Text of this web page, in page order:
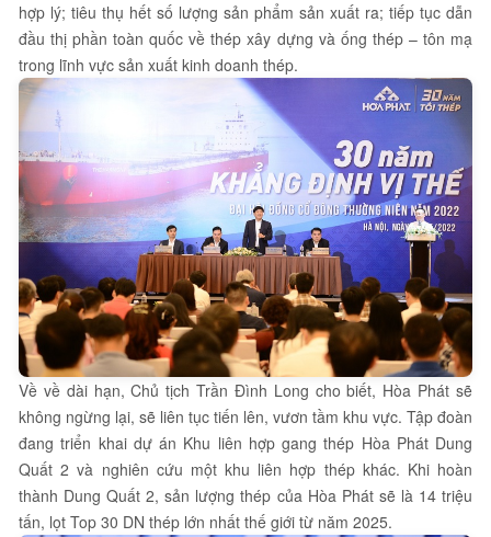
hợp lý; tiêu thụ hết số lượng sản phẩm sản xuất ra; tiếp tục dẫn
đầu thị phần toàn quốc về thép xây dựng và ống thép – tôn mạ
trong lĩnh vực sản xuất kinh doanh thép.
Về về dài hạn, Chủ tịch Trần Đình Long cho biết, Hòa Phát sẽ
không ngừng lại, sẽ liên tục tiến lên, vươn tầm khu vực. Tập đoàn
đang triển khai dự án Khu liên hợp gang thép Hòa Phát Dung
Quất 2 và nghiên cứu một khu liên hợp thép khác. Khi hoàn
thành Dung Quất 2, sản lượng thép của Hòa Phát sẽ là 14 triệu
tấn, lọt Top 30 DN thép lớn nhất thế giới từ năm 2025.